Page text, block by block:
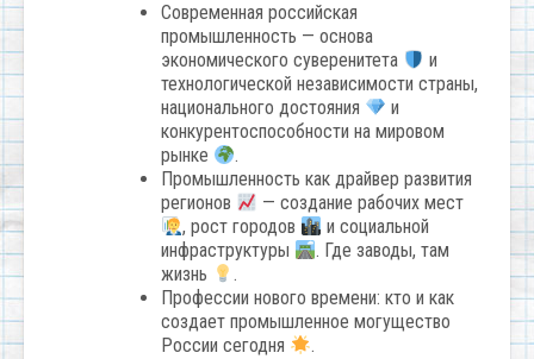
Современная российская
промышленность — основа
экономического суверенитета
и
технологической независимости страны,
национального достояния
и
конкурентоспособности на мировом
рынке
.
Промышленность как драйвер развития
регионов
— создание рабочих мест
, рост городов
и социальной
инфраструктуры
. Где заводы, там
жизнь
.
Профессии нового времени: кто и как
создает промышленное могущество
России сегодня
.